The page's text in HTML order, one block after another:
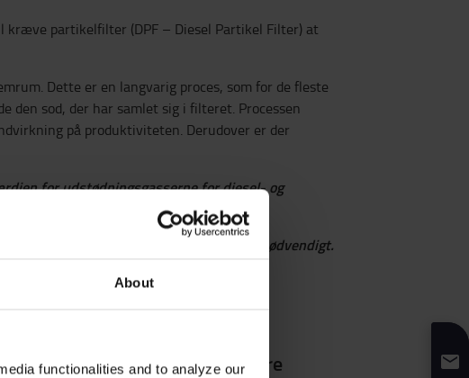
About
functionalities and to analyze our
partikelfilter (DPF – Diesel Partikel Filter) at
Dette er en langvarig proces, som for de fleste
sod, der har samlet sig i filteret. Processen
på produktiviteten. Derudover er der
for udstødningsgasserne for diesel- og
partikelfiltre, men i fremtiden bliver det nødvendigt.
niveau, og service- og
række fordele for truckbrugere